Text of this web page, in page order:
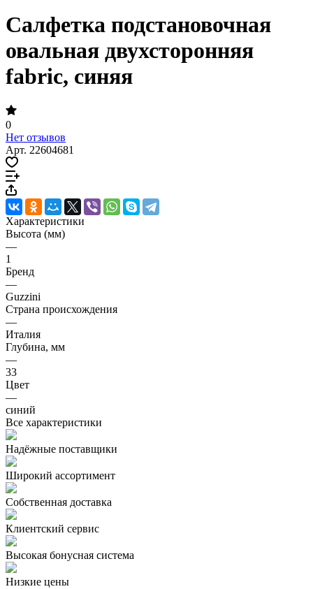
Салфетка подстановочная
овальная двухсторонняя
fabric, синяя
0
Нет отзывов
Арт. 22604681
Характеристики
Высота (мм)
—
1
Бренд
—
Guzzini
Страна происхождения
—
Италия
Глубина, мм
—
33
Цвет
—
синий
Все характеристики
Надёжные поставщики
Широкий ассортимент
Собственная доставка
Клиентский сервис
Высокая бонусная система
Низкие цены